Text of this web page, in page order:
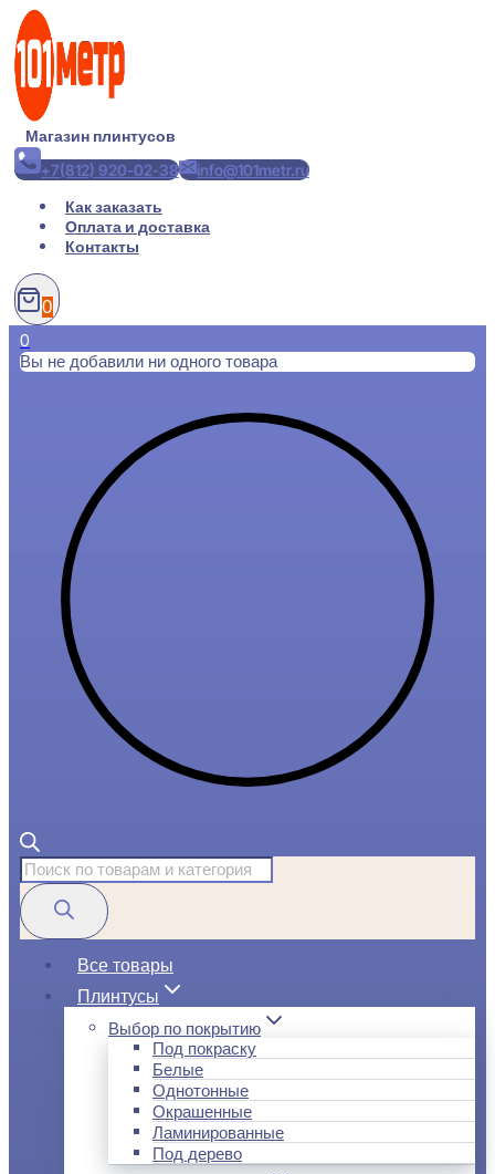
Перейти
содержимому
Магазин плинтусов
+7(812) 920-02-38
info@101metr.ru
Как заказать
Оплата и доставка
Контакты
0
0
Вы не добавили ни одного товара
Поиск
товаров
Все товары
Плинтусы
Выбор по покрытию
Под покраску
Белые
Однотонные
Окрашенные
Ламинированные
Под дерево